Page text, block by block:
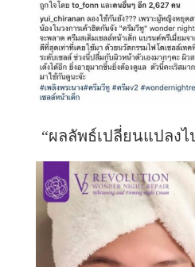
“ผลลัพธ์เปลี่ยนแปลง